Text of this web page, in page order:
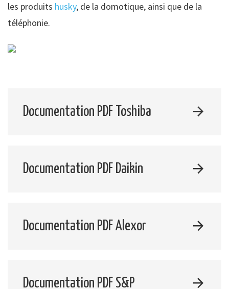
les produits husky, de la domotique, ainsi que de la
téléphonie.
Documentation PDF Toshiba
Documentation PDF Daikin
Documentation PDF Alexor
Documentation PDF S&P